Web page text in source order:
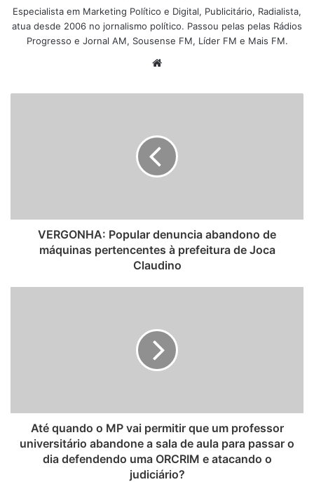
Especialista em Marketing Político e Digital, Publicitário, Radialista,
atua desde 2006 no jornalismo político. Passou pelas pelas Rádios
Progresso e Jornal AM, Sousense FM, Líder FM e Mais FM.
b
VERGONHA: Popular denuncia abandono de
máquinas pertencentes à prefeitura de Joca
Claudino
Até quando o MP vai permitir que um professor
universitário abandone a sala de aula para passar o
dia defendendo uma ORCRIM e atacando o
judiciário?